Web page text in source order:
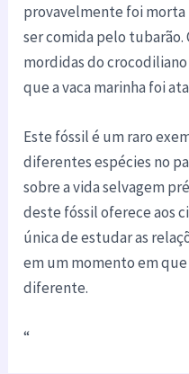
provavelmente foi
ser comida pelo tubarão.
mordidas do
que a vaca marinha foi
Este fóssil é um raro
diferentes espécies no
sobre a vida selvagem
deste fóssil oferece aos
única de estudar as
em um momento em
diferente.
“